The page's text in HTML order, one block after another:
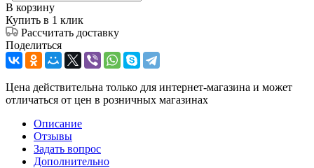
В корзину
Купить в 1 клик
Рассчитать доставку
Поделиться
Цена действительна только для интернет-магазина и может
отличаться от цен в розничных магазинах
Описание
Отзывы
Задать вопрос
Дополнительно